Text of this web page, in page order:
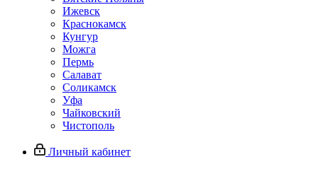
Ижевск
Краснокамск
Кунгур
Можга
Пермь
Салават
Соликамск
Уфа
Чайковский
Чистополь
Личный кабинет